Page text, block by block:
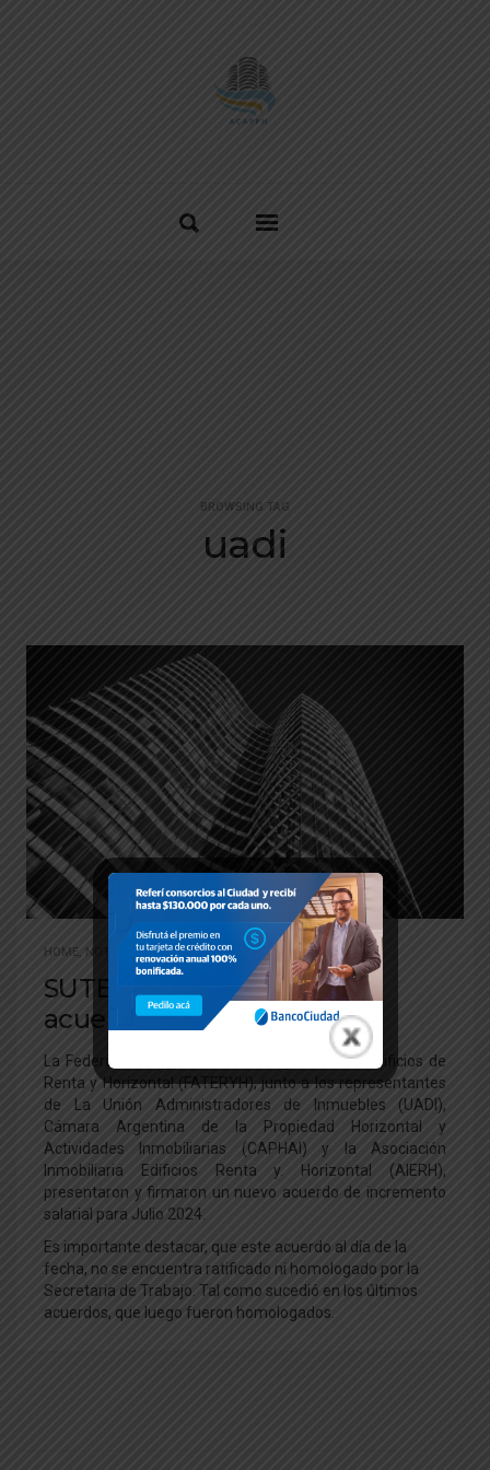
BROWSING TAG
uadi
HOME, NOTICIAS
SUTERH: Escala salarial y
acuerdo julio 2024
La Federación Argentina de Trabajadores de Edificios de
Renta y Horizontal (FATERYH), junto a los representantes
de La Unión Administradores de Inmuebles (UADI),
Cámara Argentina de la Propiedad Horizontal y
Actividades Inmobiliarias (CAPHAI) y la Asociación
Inmobiliaria Edificios Renta y. Horizontal (AIERH),
presentaron y firmaron un nuevo acuerdo de incremento
salarial para Julio 2024.
Es importante destacar, que este acuerdo al día de la
fecha, no se encuentra ratificado ni homologado por la
Secretaria de Trabajo. Tal como sucedió en los últimos
acuerdos, que luego fueron homologados.